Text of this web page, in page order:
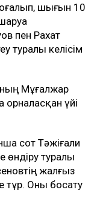
шығын 10
пен Рахат
туралы келісім
Мұғалжар
үйі
сот Тәжіғали
өндіру туралы
жалғыз
тұр. Оны босату